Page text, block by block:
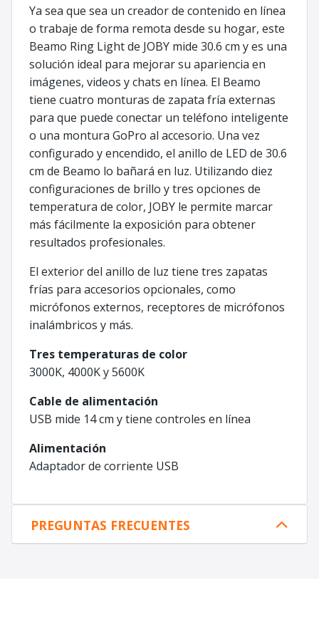
Ya sea que sea un creador de contenido en línea
o trabaje de forma remota desde su hogar, este
Beamo Ring Light de JOBY mide 30.6 cm y es una
solución ideal para mejorar su apariencia en
imágenes, videos y chats en línea. El Beamo
tiene cuatro monturas de zapata fría externas
para que puede conectar un teléfono inteligente
o una montura GoPro al accesorio. Una vez
configurado y encendido, el anillo de LED de 30.6
cm de Beamo lo bañará en luz. Utilizando diez
configuraciones de brillo y tres opciones de
temperatura de color, JOBY le permite marcar
más fácilmente la exposición para obtener
resultados profesionales.
El exterior del anillo de luz tiene tres zapatas
frías para accesorios opcionales, como
micrófonos externos, receptores de micrófonos
inalámbricos y más.
Tres temperaturas de color
3000K, 4000K y 5600K
Cable de alimentación
USB mide 14 cm y tiene controles en línea
Alimentación
Adaptador de corriente USB
PREGUNTAS FRECUENTES